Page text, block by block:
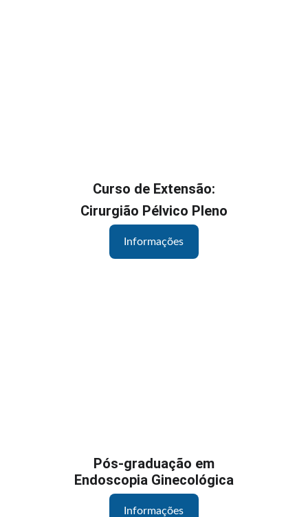
Curso de Extensão:
Cirurgião Pélvico Pleno
Pós-graduação em
Endoscopia Ginecológica
Informações
Informações